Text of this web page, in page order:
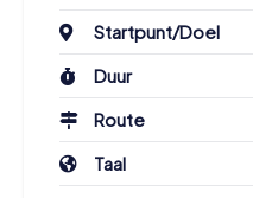
Startpunt/Doel
Duur
Route
Taal